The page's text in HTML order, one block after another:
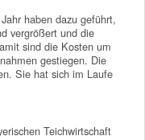
haben dazu geführt,
vergrößert und die
sind die Kosten um
gestiegen. Die
Sie hat sich im Laufe
Teichwirtschaft